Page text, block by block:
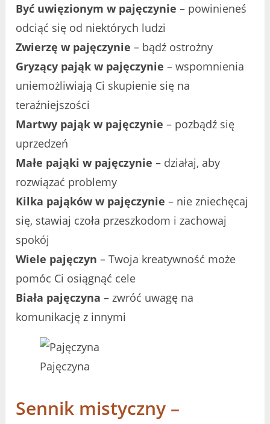
Być uwięzionym w pajęczynie – powinieneś
odciąć się od niektórych ludzi
Zwierzę w pajęczynie – bądź ostrożny
Gryzący pająk w pajęczynie – wspomnienia
uniemożliwiają Ci skupienie się na
teraźniejszości
Martwy pająk w pajęczynie – pozbądź się
uprzedzeń
Małe pająki w pajęczynie – działaj, aby
rozwiązać problemy
Kilka pająków w pajęczynie – nie zniechęcaj
się, stawiaj czoła przeszkodom i zachowaj
spokój
Wiele pajęczyn – Twoja kreatywność może
pomóc Ci osiągnąć cele
Biała pajęczyna – zwróć uwagę na
komunikację z innymi
Pajęczyna
Sennik mistyczny –